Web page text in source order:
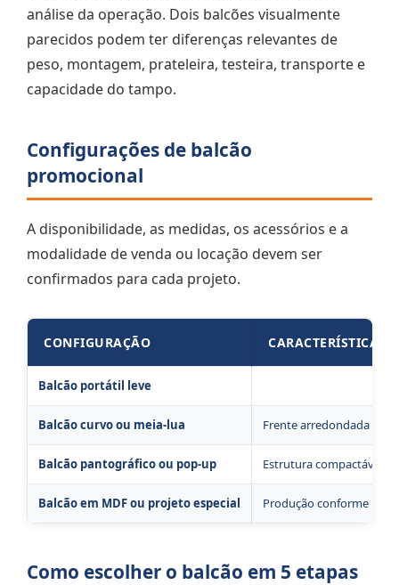
análise da operação. Dois balcões visualmente
parecidos podem ter diferenças relevantes de
peso, montagem, prateleira, testeira, transporte e
capacidade do tampo.
Configurações de balcão
promocional
A disponibilidade, as medidas, os acessórios e a
modalidade de venda ou locação devem ser
confirmados para cada projeto.
CONFIGURAÇÃO CARACTERÍSTICAS
Balcão portátil leve
Balcão curvo ou meia-lua Frente arredondada e
Balcão pantográfico ou pop-up Estrutura compactável
Balcão em MDF ou projeto especial Produção conforme
Como escolher o balcão em 5 etapas